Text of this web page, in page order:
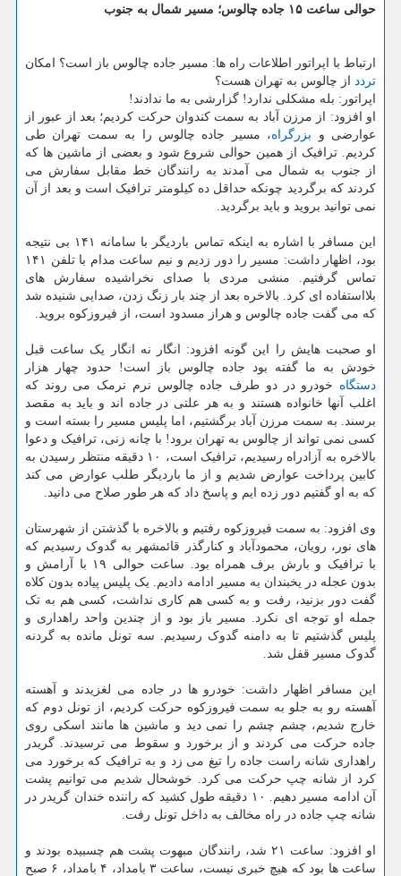
حوالی ساعت ۱۵ جاده چالوس؛ مسیر شمال به جنوب
ارتباط با اپراتور اطلاعات راه ها: مسیر جاده چالوس باز است؟ امکان
تردد از چالوس به تهران هست؟
اپراتور: بله مشکلی ندارد! گزارشی به ما ندادند!
او افزود: از مرزن آباد به سمت کندوان حرکت کردیم؛ بعد از عبور از
عوارضی و بزرگراه، مسیر جاده چالوس را به سمت تهران طی
کردیم. ترافیک از همین حوالی شروع شود و بعضی از ماشین ها که
از جنوب به شمال می آمدند به رانندگان خط مقابل سفارش می
کردند که برگردید چونکه حداقل ده کیلومتر ترافیک است و بعد از آن
نمی توانید بروید و باید برگردید.
این مسافر با اشاره به اینکه تماس باردیگر با سامانه ۱۴۱ بی نتیجه
بود، اظهار داشت: مسیر را دور زدیم و نیم ساعت مدام با تلفن ۱۴۱
تماس گرفتیم. منشی مردی با صدای نخراشیده سفارش های
بلااستفاده ای کرد. بالاخره بعد از چند بار زنگ زدن، صدایی شنیده شد
که می گفت جاده چالوس و هراز مسدود است، از فیروزکوه بروید.
او صحبت هایش را این گونه افزود: انگار نه انگار یک ساعت قبل
خودش به ما گفته بود جاده چالوس باز است! حدود چهار هزار
دستگاه خودرو در دو طرف جاده چالوس نرم نرمک می روند که
اغلب آنها خانواده هستند و به هر علتی در جاده اند و باید به مقصد
برسند. به سمت مرزن آباد برگشتیم، اما پلیس مسیر را بسته است و
کسی نمی تواند از چالوس به تهران برود! با چانه زنی، ترافیک و دعوا
بالاخره به آزادراه رسیدیم، ترافیک است، ۱۰ دقیقه منتظر رسیدن به
کابین پرداخت عوارض شدیم و از ما باردیگر طلب عوارض می کند
که به او گفتیم دور زده ایم و پاسخ داد که هر طور صلاح می دانید.
وی افزود: به سمت فیروزکوه رفتیم و بالاخره با گذشتن از شهرستان
های نور، رویان، محمودآباد و کنارگذر قائمشهر به گدوک رسیدیم که
با ترافیک و بارش برف همراه بود. ساعت حوالی ۱۹ با آرامش و
بدون عجله در یخبندان به مسیر ادامه دادیم. یک پلیس پیاده بدون کلاه
گفت دور بزنید، رفت و به کسی هم کاری نداشت، کسی هم به تک
جمله او توجه ای نکرد. مسیر باز بود و از چندین واحد راهداری و
پلیس گذشتیم تا به دامنه گدوک رسیدیم. سه تونل مانده به گردنه
گدوک مسیر قفل شد.
این مسافر اظهار داشت: خودرو ها در جاده می لغزیدند و آهسته
آهسته رو به جلو به سمت فیروزکوه حرکت کردیم، از تونل دوم که
خارج شدیم، چشم چشم را نمی دید و ماشین ها مانند اسکی روی
جاده حرکت می کردند و از برخورد و سقوط می ترسیدند. گریدر
راهداری شانه راست جاده را تیغ می زد و به ترافیک که برخورد می
کرد از شانه چپ حرکت می کرد. خوشحال شدیم می توانیم پشت
آن ادامه مسیر دهیم. ۱۰ دقیقه طول کشید که راننده خندان گریدر در
شانه چپ جاده در راه مخالف به داخل تونل رفت.
او افزود: ساعت ۲۱ شد، رانندگان مبهوت پشت هم چسبیده بودند و
ساعت ها بود که هیچ خبری نیست، ساعت ۳ بامداد، ۴ بامداد، ۶ صبح